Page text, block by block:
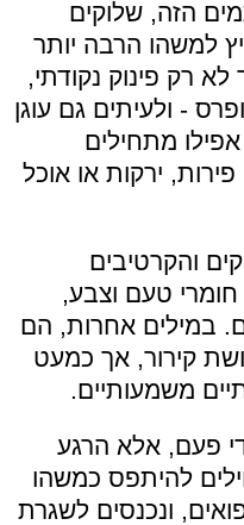
הזה, שלוקים
למשהו הרבה יותר
רק פינוק נקודתי,
- ולעיתים גם עוגן
מתחילים
ירקות או אוכל
והקרטיבים
טעם וצבע,
במילים אחרות, הם
קירור, אך כמעט
משמעותיים.
פעם, אלא הרגע
להיתפס כמשהו
ונכנסים לשגרת